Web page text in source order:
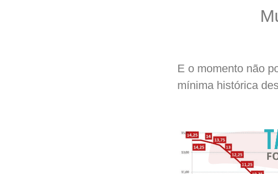
E o momento não
mínima histórica